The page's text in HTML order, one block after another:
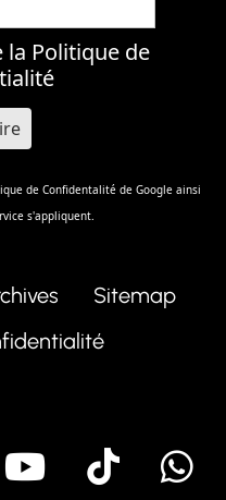
la Politique de
de Confidentalité de Google ainsi
s'appliquent.
Sitemap
Instagram
Youtube
Tik